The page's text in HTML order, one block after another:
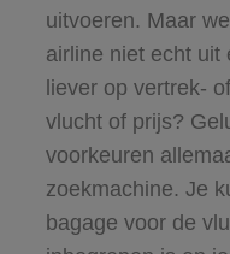
uitvoeren. Maar
airline niet echt uit
liever op vertrek-
vlucht of prijs?
voorkeuren
zoekmachine. Je
bagage voor de